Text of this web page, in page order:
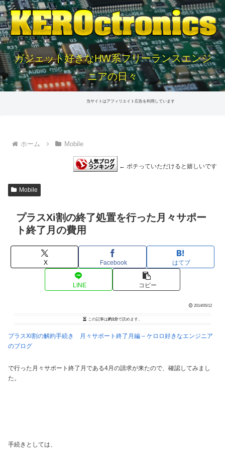
ガジェット好きなHW系フリーランスエンジ
ニアの日々
当サイトはアフィリエイト広告を利用しています
ホーム Mobile
← ポチっていただけると嬉しいです
Mobile
プラスXi割の終了処置を行った月々サポー
ト終了月の費用
X Facebook はてブ
LINE コピー
2014/05/12
この記事は約1分で読めます。
プラスXi割の解約手続き 月々サポート終了月編 – ケロロ好きなエンジニア
のブログ
で行った月々サポート終了月である4月の請求が来たので、確認してみまし
た。
手続きとしては、